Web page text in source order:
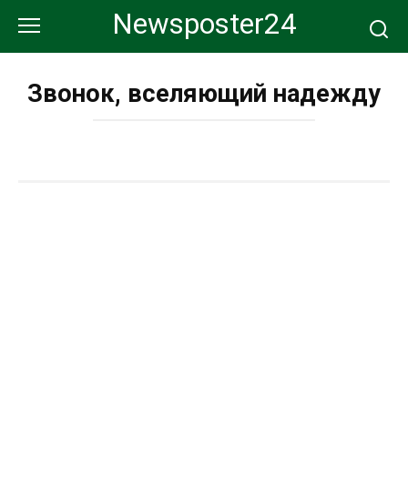
контенту
Newsposter24
Звонок, вселяющий надежду